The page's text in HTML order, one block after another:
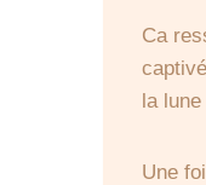
Ca
la
Une